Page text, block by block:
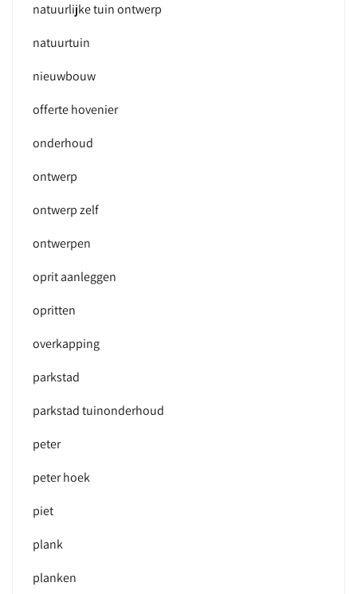
natuurlijke tuin ontwerp
natuurtuin
nieuwbouw
offerte hovenier
onderhoud
ontwerp
ontwerp zelf
ontwerpen
oprit aanleggen
opritten
overkapping
parkstad
parkstad tuinonderhoud
peter
peter hoek
piet
plank
planken